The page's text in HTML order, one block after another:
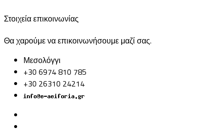
Στοιχεία επικοινωνίας
Θα χαρούμε να επικοινωνήσουμε μαζί σας.
Μεσολόγγι
+30 6974 810 785
+30 26310 24214